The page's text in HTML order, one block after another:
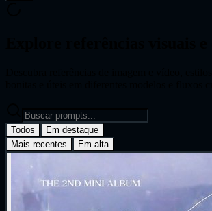
Todos
Em destaque
Mais recentes
Em alta